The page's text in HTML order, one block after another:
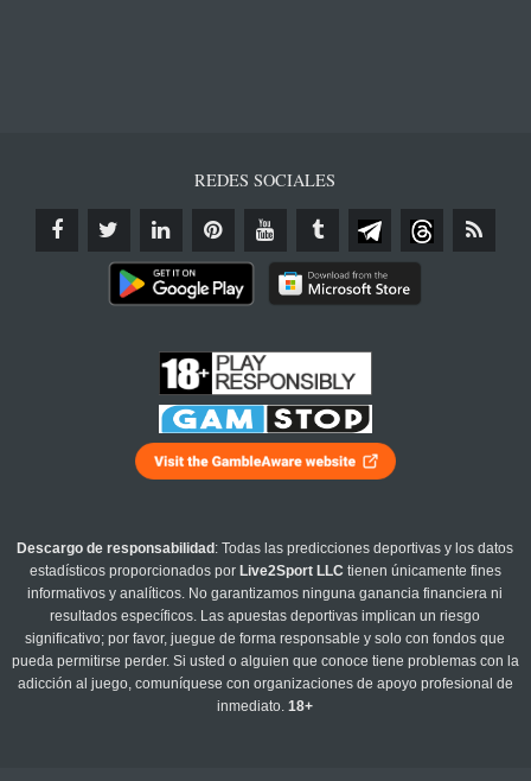
REDES SOCIALES
Descargo de responsabilidad : Todas las predicciones deportivas y los datos
estadísticos proporcionados por Live2Sport LLC tienen únicamente fines
informativos y analíticos. No garantizamos ninguna ganancia financiera ni
resultados específicos. Las apuestas deportivas implican un riesgo
significativo; por favor, juegue de forma responsable y solo con fondos que
pueda permitirse perder. Si usted o alguien que conoce tiene problemas con la
adicción al juego, comuníquese con organizaciones de apoyo profesional de
inmediato.18+